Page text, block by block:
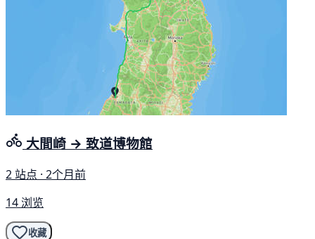
大間崎 → 致道博物館
2 站点 · 2个月前
14 浏览
收藏